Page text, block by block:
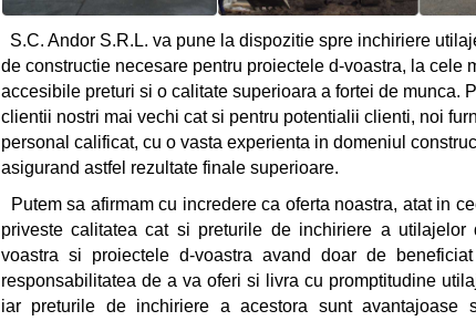
S.C. Andor S.R.L. va pune la dispozitie spre inchiriere
de constructie necesare pentru proiectele d-voastra, la cele
accesibile preturi si o calitate superioara a fortei de munca.
clientii nostri mai vechi cat si pentru potentialii clienti, noi
personal calificat, cu o vasta experienta in domeniul
asigurand astfel rezultate finale superioare.
Putem sa afirmam cu incredere ca oferta noastra, atat in
priveste calitatea cat si preturile de inchiriere a
voastra si proiectele d-voastra avand doar de
responsabilitatea de a va oferi si livra cu promptitudine
iar preturile de inchiriere a acestora sunt